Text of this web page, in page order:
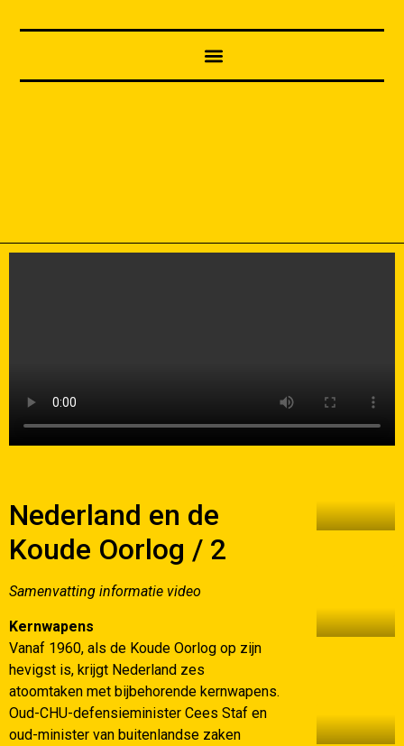
Nederland en de
Koude Oorlog / 2
Samenvatting informatie video
Kernwapens
Vanaf 1960, als de Koude Oorlog op zijn
hevigst is, krijgt Nederland zes
atoomtaken met bijbehorende kernwapens.
Oud-CHU-defensieminister Cees Staf en
oud-minister van buitenlandse zaken